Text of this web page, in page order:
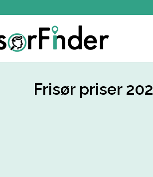
Frisør priser